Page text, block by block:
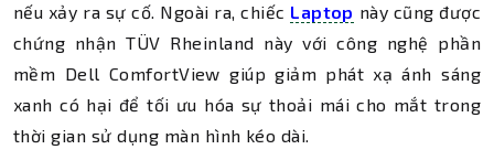
nếu xảy ra sự cố. Ngoài ra, chiếc Laptop này cũng được
chứng nhận TÜV Rheinland này với công nghệ phần
mềm Dell ComfortView giúp giảm phát xạ ánh sáng
xanh có hại để tối ưu hóa sự thoải mái cho mắt trong
thời gian sử dụng màn hình kéo dài.